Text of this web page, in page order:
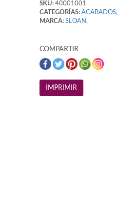
SKU:40001001
CATEGORÍAS: ACABADOS,
MARCA: SLOAN,
COMPARTIR